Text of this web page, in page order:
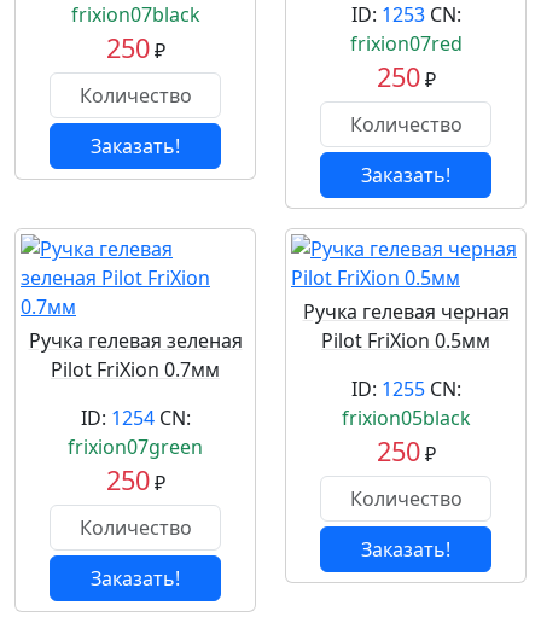
frixion07black
250₽
Заказать!
ID: 1253CN:
frixion07red
250₽
Заказать!
Ручка гелевая зеленая
Pilot FriXion 0.7мм
ID: 1254CN:
frixion07green
250₽
Заказать!
Ручка гелевая черная
Pilot FriXion 0.5мм
ID: 1255CN:
frixion05black
250₽
Заказать!